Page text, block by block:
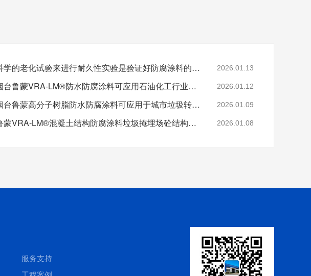
科学的老化试验来进行耐久性实验是验证好防腐涂料的途径 2026.01.13
烟台鲁蒙VRA-LM®防水防腐涂料可应用石油化工行业防腐防水 2026.01.12
烟台鲁蒙高分子树脂防水防腐涂料可应用于城市垃圾转运车 2026.01.09
鲁蒙VRA-LM®混凝土结构防腐涂料垃圾掩埋场砼结构防腐 2026.01.08
服务支持